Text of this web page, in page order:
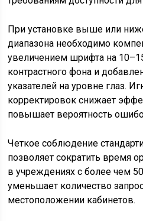
При установке выше или
диапазона необходимо
увеличением шрифта на
контрастного фона и
указателей на уровне глаз.
корректировок снижает
повышает вероятность
Четкое соблюдение
позволяет сократить время
в учреждениях с более чем
уменьшает количество
местоположении кабинетов.